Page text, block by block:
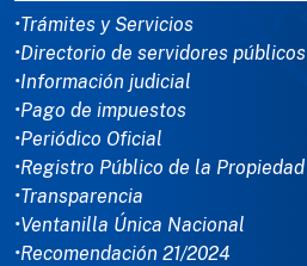
•Trámites y Servicios
•Directorio de servidores públicos
•Información judicial
•Pago de impuestos
•Periódico Oficial
•Registro Público de la Propiedad
•Transparencia
•Ventanilla Única Nacional
•Recomendación 21/2024